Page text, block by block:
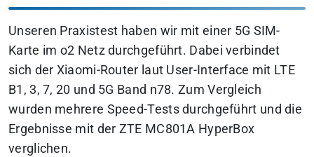
Unseren Praxistest haben wir mit einer 5G SIM-
Karte im o2 Netz durchgeführt. Dabei verbindet
sich der Xiaomi-Router laut User-Interface mit LTE
B1, 3, 7, 20 und 5G Band n78. Zum Vergleich
wurden mehrere Speed-Tests durchgeführt und die
Ergebnisse mit der ZTE MC801A HyperBox
verglichen.